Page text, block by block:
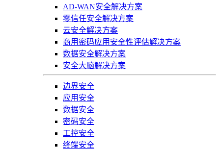
AD-WAN安全解决方案
零信任安全解决方案
云安全解决方案
商用密码应用安全性评估解决方案
数据安全解决方案
安全大脑解决方案
边界安全
应用安全
数据安全
密码安全
工控安全
终端安全